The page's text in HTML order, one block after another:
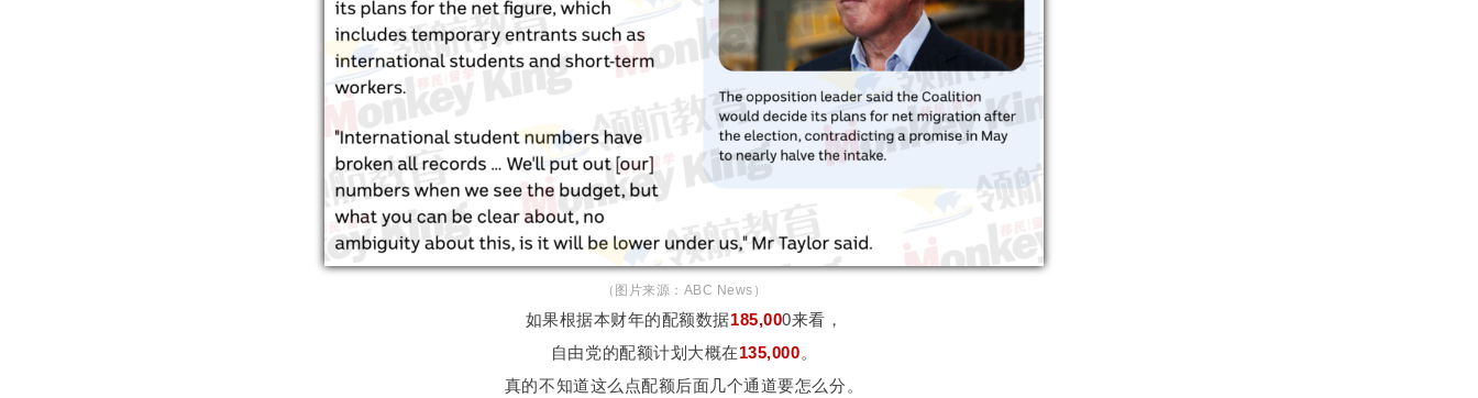
（图片来源：ABC News）
如果根据本财年的配额数据185,000来看，
自由党的配额计划大概在135,000。
真的不知道这么点配额后面几个通道要怎么分。